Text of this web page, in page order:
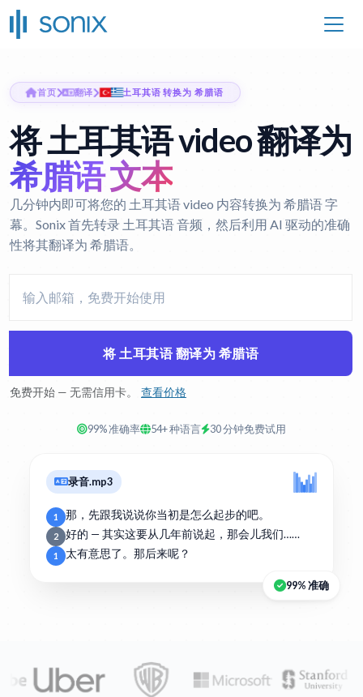
首页 翻译 土耳其语 转换为 希腊语
将 土耳其语 video 翻译为
希腊语 文本
几分钟内即可将您的 土耳其语 video 内容转换为 希腊语 字
幕。Sonix 首先转录 土耳其语 音频，然后利用 AI 驱动的准确
性将其翻译为 希腊语。
将 土耳其语 翻译为 希腊语
免费开始 — 无需信用卡。 查看价格
99% 准确率 54+ 种语言 30 分钟免费试用
录音.mp3
1 那，先跟我说说你当初是怎么起步的吧。
2 好的 — 其实这要从几年前说起，那会儿我们……
1 太有意思了。那后来呢？
99% 准确